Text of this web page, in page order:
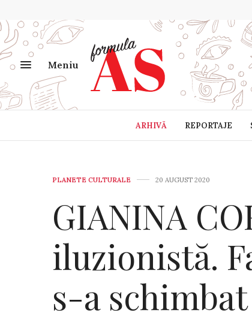
Meniu
ARHIVĂ REPORTAJE
PLANETE CULTURALE 20 AUGUST 2020
GIANINA
iluzionistă.
s-a